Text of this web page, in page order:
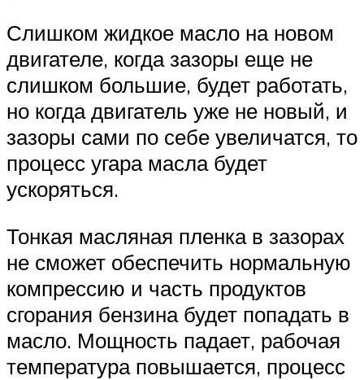
Слишком жидкое масло на новом
двигателе, когда зазоры еще не
слишком большие, будет работать,
но когда двигатель уже не новый, и
зазоры сами по себе увеличатся, то
процесс угара масла будет
ускоряться.
Тонкая масляная пленка в зазорах
не сможет обеспечить нормальную
компрессию и часть продуктов
сгорания бензина будет попадать в
масло. Мощность падает, рабочая
температура повышается, процесс